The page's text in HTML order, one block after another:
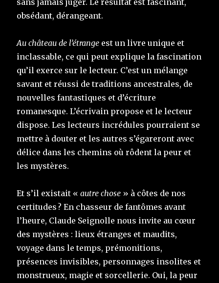
obsédant, dérangeant.
Au château de l’étrange est un livre unique et
inclassable, ce qui peut explique la fascination
qu’il exerce sur le lecteur. C’est un mélange
savant et réussi de traditions ancestrales, de
nouvelles fantastiques et d’écriture
romanesque. L’écrivain propose et le lecteur
dispose. Les lecteurs incrédules pourraient se
mettre à douter et les autres s’égareront avec
délice dans les chemins où rôdent la peur et
les mystères.
Et s’il existait «autre chose » à côtes de nos
certitudes ? En chasseur de fantômes avant
l’heure, Claude Seignolle nous invite au cœur
des mystères : lieux étranges et maudits,
voyage dans le temps, prémonitions,
présences invisibles, personnages insolites et
monstrueux, magie et sorcellerie. Oui, la peur